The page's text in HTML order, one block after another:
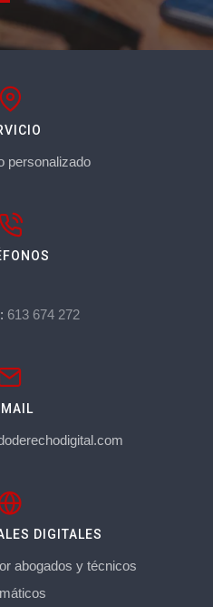
personalizado
613 674 272
DIGITALES
abogados y técnicos